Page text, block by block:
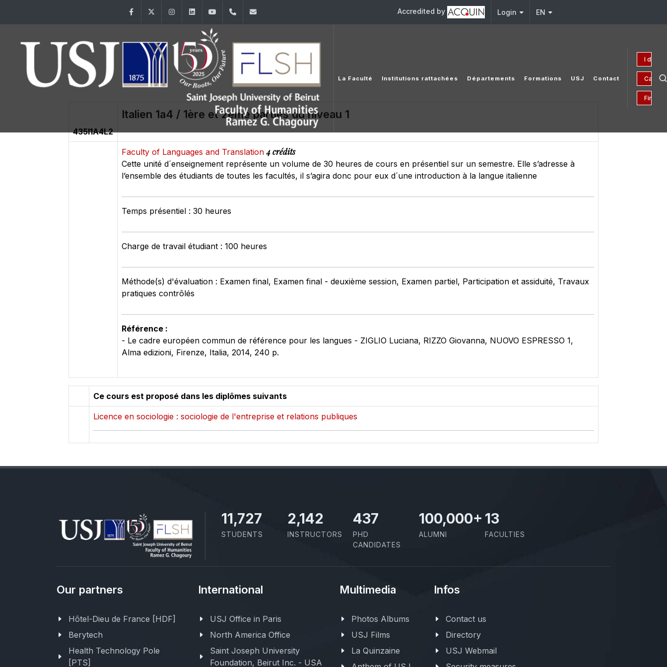
FacebookTwitter InstagramLinkedInYouTube+961 (1) 421 000 Accredited by Login EN
I
La Faculté Institutions rattachées Départements Formations USJ Contact
435I1A4L2
Italien 1a4 / 1ère et 2ème parties du niveau 1
Faculty of Languages and Translation4 crédits
Cette unité d´enseignement représente un volume de 30 heures de cours en présentiel sur un semestre. Elle s’adresse à
l’ensemble des étudiants de toutes les facultés, il s’agira donc pour eux d´une introduction à la langue italienne
Temps présentiel : 30 heures
Charge de travail étudiant : 100 heures
Méthode(s) d'évaluation : Examen final, Examen final - deuxième session, Examen partiel, Participation et assiduité, Travaux
pratiques contrôlés
Référence :
- Le cadre européen commun de référence pour les langues - ZIGLIO Luciana, RIZZO Giovanna, NUOVO ESPRESSO 1,
Alma edizioni, Firenze, Italia, 2014, 240 p.
Ce cours est proposé dans les diplômes suivants
Licence en sociologie : sociologie de l'entreprise et relations publiques
11,727
STUDENTS
2,142
INSTRUCTORS
437
PHD
CANDIDATES
100,000+
ALUMNI
13
FACULTIES
Our partners
Hôtel-Dieu de France [HDF]
Berytech
Health Technology Pole
[PTS]
International
USJ Office in Paris
North America Office
Saint Joseph University
Foundation, Beirut Inc. - USA
Multimedia
Photos Albums
USJ Films
La Quinzaine
Infos
Contact us
Directory
USJ Webmail